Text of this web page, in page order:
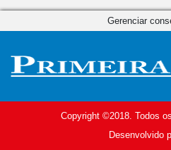
Copyright ©2018. Todos
Desenvolvido
Gerenciar